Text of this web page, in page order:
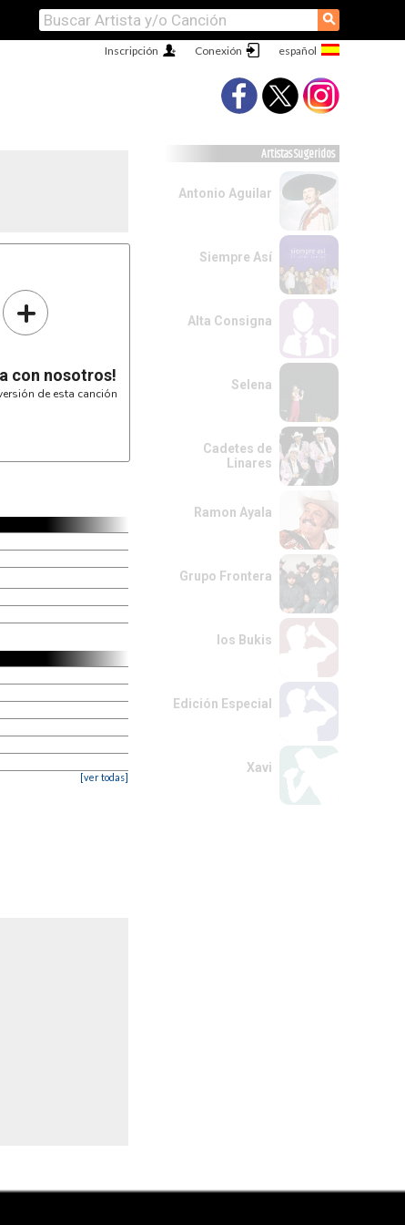
⚲
Conexión
Inscripción
+
con nosotros!
de esta canción
[ver todas]
Artistas Sugeridos
Antonio Aguilar
Siempre Así
Alta Consigna
Selena
Cadetes de
Linares
Ramon Ayala
Grupo Frontera
los Bukis
Edición Especial
Xavi